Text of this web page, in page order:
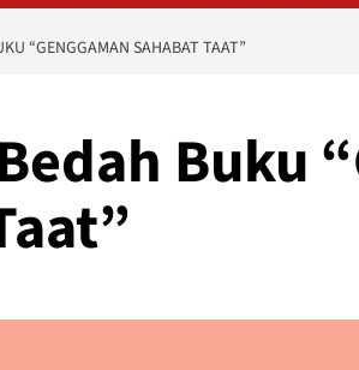
“GENGGAMAN SAHABAT TAAT”
Buku